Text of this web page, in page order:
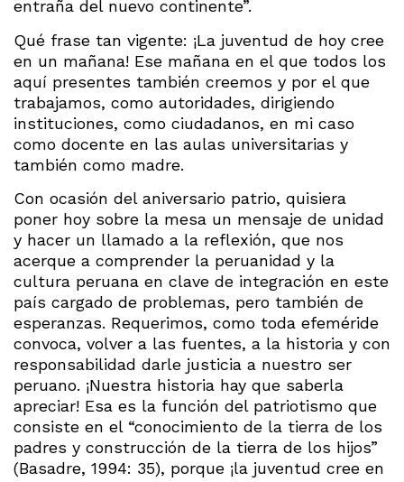
entraña del nuevo continente”.
Qué frase tan vigente: ¡La juventud de hoy cree
en un mañana! Ese mañana en el que todos los
aquí presentes también creemos y por el que
trabajamos, como autoridades, dirigiendo
instituciones, como ciudadanos, en mi caso
como docente en las aulas universitarias y
también como madre.
Con ocasión del aniversario patrio, quisiera
poner hoy sobre la mesa un mensaje de unidad
y hacer un llamado a la reflexión, que nos
acerque a comprender la peruanidad y la
cultura peruana en clave de integración en este
país cargado de problemas, pero también de
esperanzas. Requerimos, como toda efeméride
convoca, volver a las fuentes, a la historia y con
responsabilidad darle justicia a nuestro ser
peruano. ¡Nuestra historia hay que saberla
apreciar! Esa es la función del patriotismo que
consiste en el “conocimiento de la tierra de los
padres y construcción de la tierra de los hijos”
(Basadre, 1994: 35), porque ¡la juventud cree en